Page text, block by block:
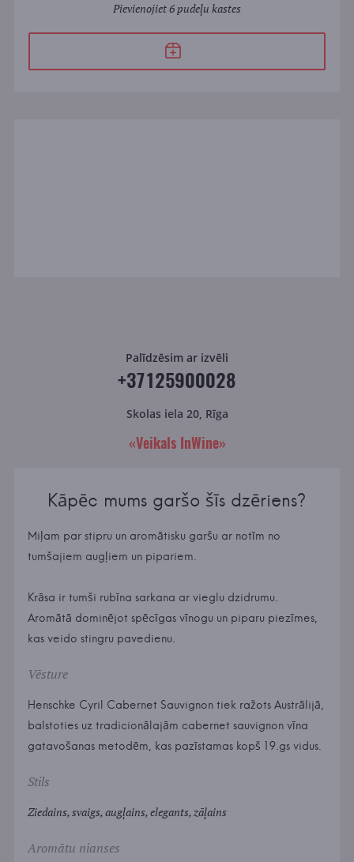
Pievienojiet 6 pudeļu kastes
Palīdzēsim ar izvēli
+37125900028
Skolas iela 20, Rīga
«Veikals InWine»
Kāpēc mums garšo šīs dzēriens?
Miļam par stipru un aromātisku garšu ar notīm no
tumšajiem augļiem un pipariem.
Krāsa ir tumši rubīna sarkana ar vieglu dzidrumu.
Aromātā dominējot spēcīgas vīnogu un piparu piezīmes,
kas veido stingru pavedienu.
Vēsture
Henschke Cyril Cabernet Sauvignon tiek ražots Austrālijā,
balstoties uz tradicionālajām cabernet sauvignon vīna
gatavošanas metodēm, kas pazīstamas kopš 19.gs vidus.
Stils
Ziedains, svaigs, augļains, elegants, zāļains
Aromātu nianses